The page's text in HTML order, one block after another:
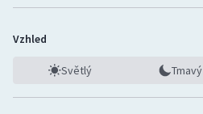
Vzhled
Světlý Tmavý